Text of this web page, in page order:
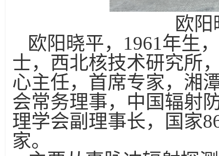
欧
欧阳晓平， 1961年生
士，西北核技术研究所
心主任，首席专家，湘
会常务理事，中国辐射
理学会副理事长，国家
家。